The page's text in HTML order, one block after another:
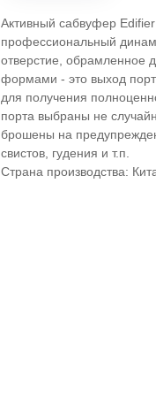
Активный сабвуфер
профессиональный
отверстие, обрамленное
формами - это выход
для получения
порта выбраны не
брошены на
свистов, гудения и т.п.
Страна производства: